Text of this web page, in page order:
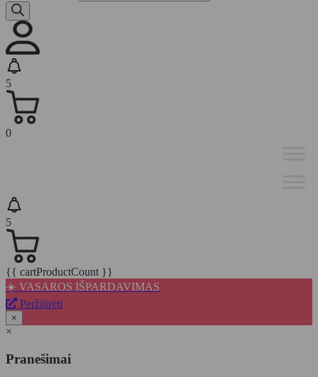
5
0
5
{{ cartProductCount }}
☀️ VASAROS IŠPARDAVIMAS
Peržiūrėti
×
×
Pranešimai